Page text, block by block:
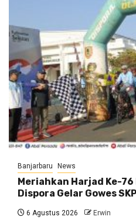
Banjarbaru News
Meriahkan Harjad Ke-
Dispora Gelar Gowes
6 Agustus 2026 Erwin